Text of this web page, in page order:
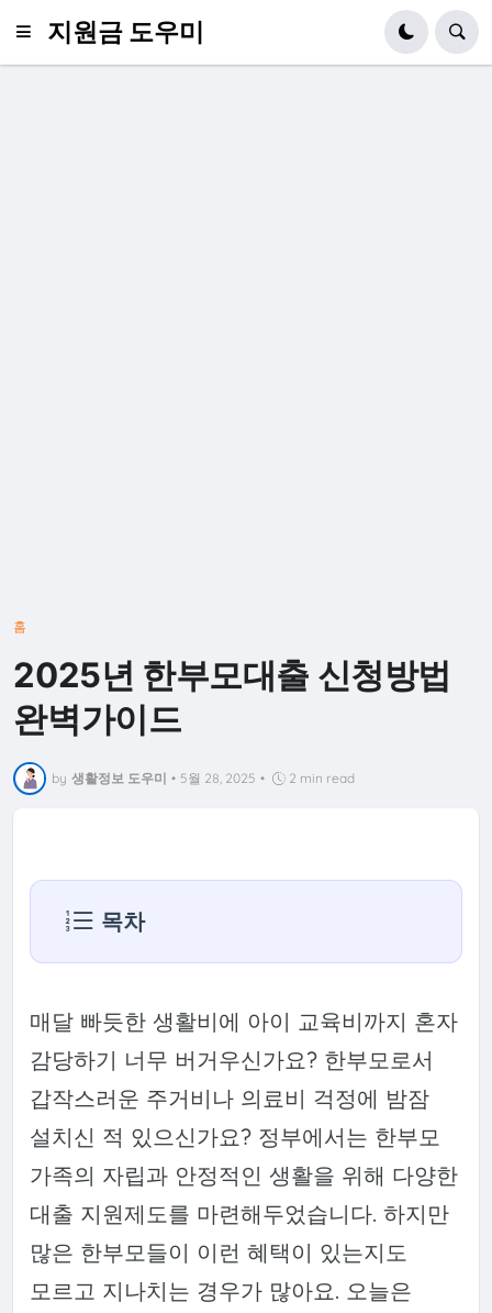
지원금 도우미
홈
2025년 한부모대출 신청방법
완벽가이드
by 생활정보 도우미 • 5월 28, 2025 • 2 min read
목차
매달 빠듯한 생활비에 아이 교육비까지 혼자
감당하기 너무 버거우신가요? 한부모로서
갑작스러운 주거비나 의료비 걱정에 밤잠
설치신 적 있으신가요? 정부에서는 한부모
가족의 자립과 안정적인 생활을 위해 다양한
대출 지원제도를 마련해두었습니다. 하지만
많은 한부모들이 이런 혜택이 있는지도
모르고 지나치는 경우가 많아요. 오늘은